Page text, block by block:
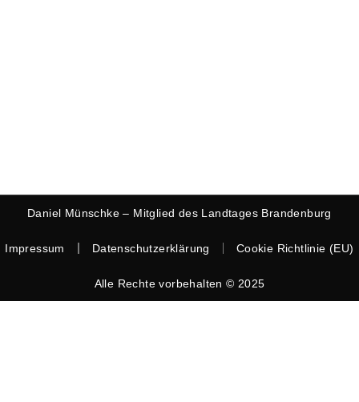
Daniel Münschke – Mitglied des Landtages Brandenburg
Impressum Datenschutzerklärung Cookie Richtlinie (EU)
Alle Rechte vorbehalten © 2025